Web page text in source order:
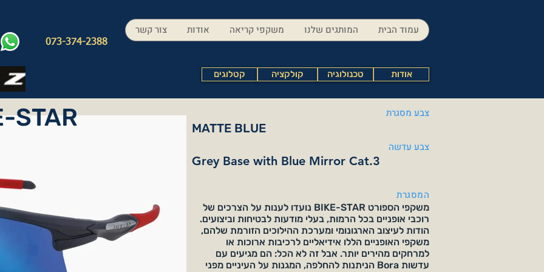
073-374-2388
עמוד הבית המותגים שלנו משקפי קריאה אודות צור קשר
קטלוגים קולקציה טכנולוגיה אודות
STAR צבע מסגרת
MATTE BLUE
צבע עדשה
Grey Base with Blue Mirror Cat.3
המסגרת
משקפי הספורט BIKE-STAR נועדו לענות על הצרכים של
רוכבי אופניים בכל הרמות, בעלי מודעות לבטיחות וביצועים.
הודות לעיצוב הארגונומי ומערכת ההילוכים הזורמת שלהם,
משקפי האופניים הללו אידיאליים לרכיבות ארוכות או
למרחקים מהירים יותר. אבל זה לא הכל: הם מגיעים עם
עדשות Bora הניתנות להחלפה, המגנות על העיניים מפני